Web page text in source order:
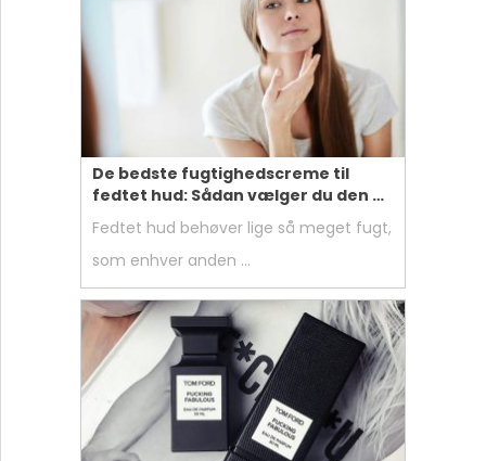
De bedste fugtighedscreme til
fedtet hud: Sådan vælger du den …
Fedtet hud behøver lige så meget fugt,
som enhver anden …